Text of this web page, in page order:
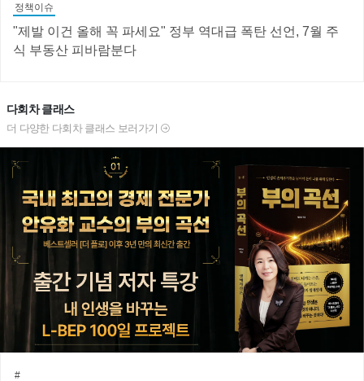
정책이슈
"제발 이건 올해 꼭 파세요" 정부 역대급 폭탄 선언, 7월 주
식 부동산 피바람분다
다회차 클래스
더 다양한 다회차 클래스 보러가기
#